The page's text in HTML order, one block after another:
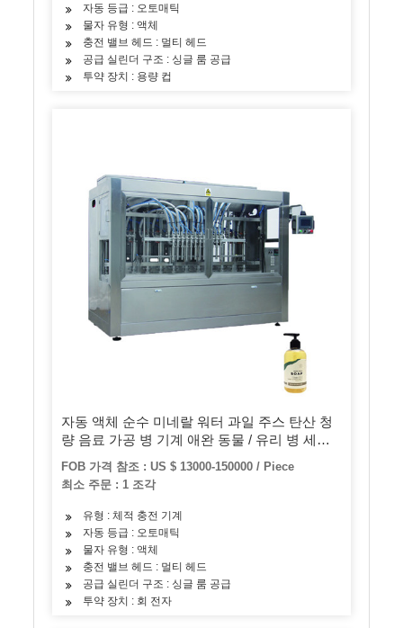
자동 등급 : 오토매틱
물자 유형 : 액체
충전 밸브 헤드 : 멀티 헤드
공급 실린더 구조 : 싱글 룸 공급
투약 장치 : 용량 컵
자동 액체 순수 미네랄 워터 과일 주스 탄산 청
량 음료 가공 병 기계 애완 동물 / 유리 병 세척
필링 캡핑 및 포장 기계
FOB 가격 참조 : US $ 13000-150000 / Piece
최소 주문 : 1 조각
유형 : 체적 충전 기계
자동 등급 : 오토매틱
물자 유형 : 액체
충전 밸브 헤드 : 멀티 헤드
공급 실린더 구조 : 싱글 룸 공급
투약 장치 : 회 전자